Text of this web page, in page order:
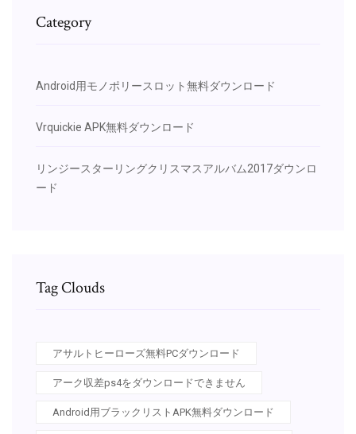
Category
Android用モノポリースロット無料ダウンロード
Vrquickie APK無料ダウンロード
リンジースターリングクリスマスアルバム2017ダウンロ
ード
Tag Clouds
アサルトヒーローズ無料PCダウンロード
アーク収差ps4をダウンロードできません
Android用ブラックリストAPK無料ダウンロード